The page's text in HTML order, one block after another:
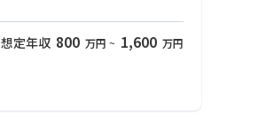
想定年収 800 万円 ~ 1,600 万円